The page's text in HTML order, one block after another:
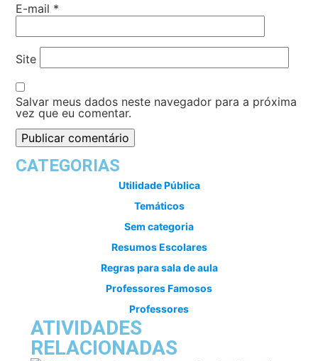
E-mail *
Site
Salvar meus dados neste navegador para a próxima
vez que eu comentar.
CATEGORIAS
Utilidade Pública
Temáticos
Sem categoria
Resumos Escolares
Regras para sala de aula
Professores Famosos
Professores
ATIVIDADES
RELACIONADAS